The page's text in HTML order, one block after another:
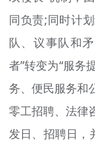
同负责;同时计
队、议事队和
者”转变为“服务
务、便民服务和
零工招聘、法律
发日、招聘日，